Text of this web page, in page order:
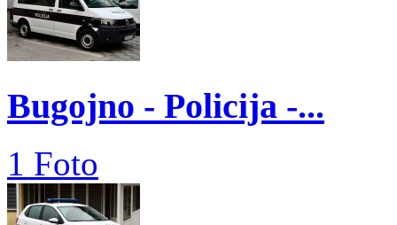
Bugojno - Policija -...
1 Foto